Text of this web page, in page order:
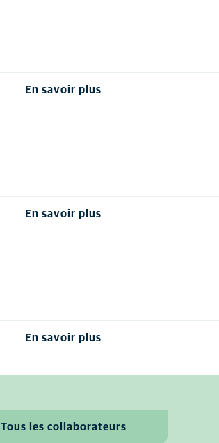
En savoir plus
En savoir plus
En savoir plus
Tous les collaborateurs